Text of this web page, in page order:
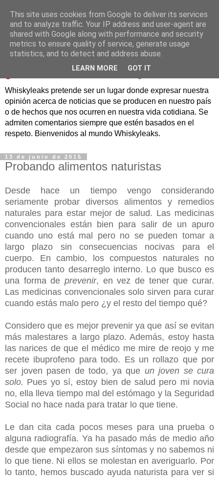
Whiskyleaks pretende ser un lugar donde expresar nuestra
opinión acerca de noticias que se producen en nuestro país
o de hechos que nos ocurren en nuestra vida cotidiana. Se
admiten comentarios siempre que estén basados en el
respeto. Bienvenidos al mundo Whiskyleaks.
13 de junio de 2015
Probando alimentos naturistas
Desde hace un tiempo vengo considerando
seriamente probar diversos alimentos y remedios
naturales para estar mejor de salud. Las medicinas
convencionales están bien para salir de un apuro
cuando uno está mal pero no se pueden tomar a
largo plazo sin consecuencias nocivas para el
cuerpo. En cambio, los compuestos naturales no
producen tanto desarreglo interno. Lo que busco es
una forma de prevenir, en vez de tener que curar.
Las medicinas convencionales solo sirven para curar
cuando estás malo pero ¿y el resto del tiempo qué?
Considero que es mejor prevenir ya que así se evitan
más malestares a largo plazo. Además, estoy hasta
las narices de que el médico me mire de reojo y me
recete ibuprofeno para todo. Es un rollazo que por
ser joven pasen de todo, ya que un joven se cura
solo. Pues yo sí, estoy bien de salud pero mi novia
no, ella lleva tiempo mal del estómago y la Seguridad
Social no hace nada para tratar lo que tiene.
Le dan cita cada pocos meses para una prueba o
alguna radiografía. Ya ha pasado más de medio año
desde que empezaron sus síntomas y no sabemos ni
lo que tiene. Ni ellos se molestan en averiguarlo. Por
lo tanto, hemos buscado ayuda naturista para ver si
This site uses cookies from Google to deliver its services
and to analyze traffic. Your IP address and user-agent are
shared with Google along with performance and security
metrics to ensure quality of service, generate usage
statistics, and to detect and address abuse.
LEARN MORE GOT IT